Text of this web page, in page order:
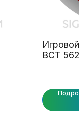
ВСТ